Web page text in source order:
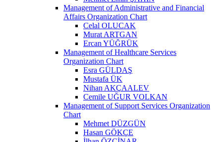
Management of Administrative and Financial
Affairs Organization Chart
Celal OLUCAK
Murat ARTGAN
Ercan YÜĞRÜK
Management of Healthcare Services
Organization Chart
Esra GÜLDAŞ
Mustafa ÜK
Nihan AKÇAALEV
Cemile UĞUR VOLKAN
Management of Support Services Organization
Chart
Mehmet DÜZGÜN
Hasan GÖKÇE